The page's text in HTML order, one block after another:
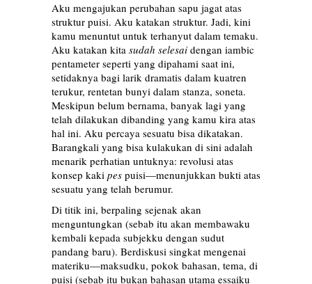
Aku mengajukan perubahan sapu jagat atas
struktur puisi. Aku katakan struktur. Jadi, kini
kamu menuntut untuk terhanyut dalam temaku.
Aku katakan kita sudah selesai dengan iambic
pentameter seperti yang dipahami saat ini,
setidaknya bagi larik dramatis dalam kuatren
terukur, rentetan bunyi dalam stanza, soneta.
Meskipun belum bernama, banyak lagi yang
telah dilakukan dibanding yang kamu kira atas
hal ini. Aku percaya sesuatu bisa dikatakan.
Barangkali yang bisa kulakukan di sini adalah
menarik perhatian untuknya: revolusi atas
konsep kaki pes puisi—menunjukkan bukti atas
sesuatu yang telah berumur.
Di titik ini, berpaling sejenak akan
menguntungkan (sebab itu akan membawaku
kembali kepada subjekku dengan sudut
pandang baru). Berdiskusi singkat mengenai
materiku—maksudku, pokok bahasan, tema, di
puisi (sebab itu bukan bahasan utama essaiku